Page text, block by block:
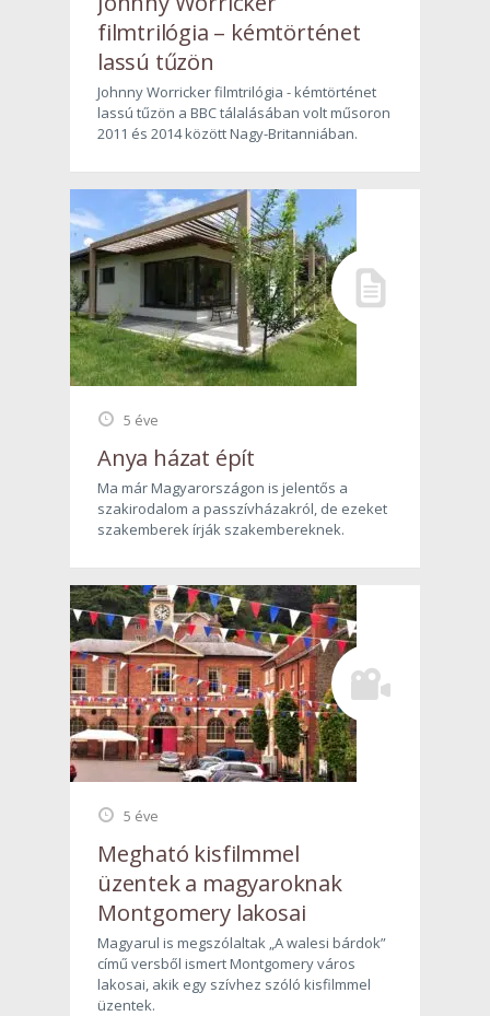
filmtrilógia – kémtörténet
lassú tűzön
Johnny Worricker filmtrilógia - kémtörténet
lassú tűzön a BBC tálalásában volt műsoron
2011 és 2014 között Nagy-Britanniában.
5 éve
Anya házat épít
Ma már Magyarországon is jelentős a
szakirodalom a passzívházakról, de ezeket
szakemberek írják szakembereknek.
5 éve
Megható kisfilmmel
üzentek a magyaroknak
Montgomery lakosai
Magyarul is megszólaltak „A walesi bárdok”
című versből ismert Montgomery város
lakosai, akik egy szívhez szóló kisfilmmel
üzentek.